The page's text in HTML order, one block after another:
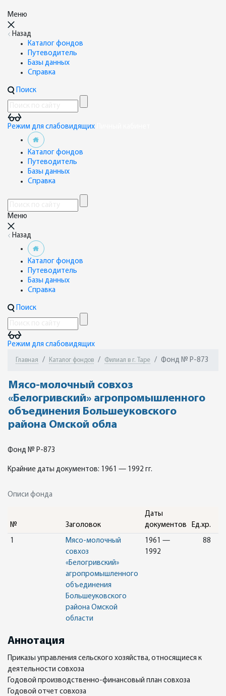
Меню
Назад
Каталог фондов
Путеводитель
Базы данных
Справка
Поиск
Режим для слабовидящих
Каталог фондов
Путеводитель
Базы данных
Справка
Меню
Назад
Каталог фондов
Путеводитель
Базы данных
Справка
Поиск
Режим для слабовидящих
Главная Каталог фондов Филиал в г. Таре Фонд № Р-873
Мясо-молочный совхоз
«Белогривский» агропромышленного
объединения Большеуковского
района Омской обла
Фонд № Р-873
Крайние даты документов: 1961 — 1992 гг.
Описи фонда
№ Заголовок
Даты
документов
Ед.хр.
1
Мясо-молочный
совхоз
«Белогривский»
агропромышленного
объединения
Большеуковского
района Омской
области
1961 —
1992
88
Аннотация
Приказы управления сельского хозяйства, относящиеся к
деятельности совхоза
Годовой производственно-финансовый план совхоза
Годовой отчет совхоза